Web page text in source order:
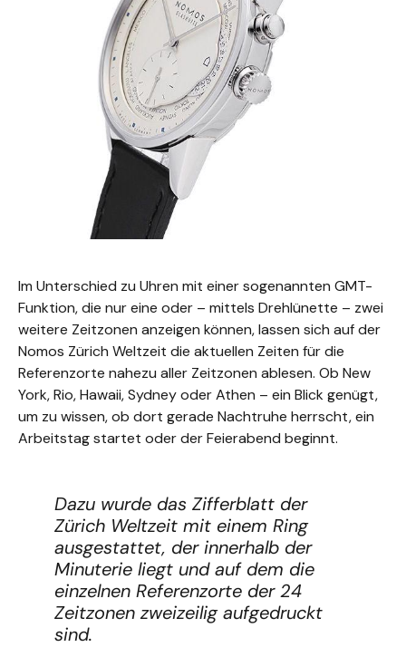
Im Unterschied zu Uhren mit einer sogenannten GMT-
Funktion, die nur eine oder – mittels Drehlünette – zwei
weitere Zeitzonen anzeigen können, lassen sich auf der
Nomos Zürich Weltzeit die aktuellen Zeiten für die
Referenzorte nahezu aller Zeitzonen ablesen. Ob New
York, Rio, Hawaii, Sydney oder Athen – ein Blick genügt,
um zu wissen, ob dort gerade Nachtruhe herrscht, ein
Arbeitstag startet oder der Feierabend beginnt.
Dazu wurde das Zifferblatt der
Zürich Weltzeit mit einem Ring
ausgestattet, der innerhalb der
Minuterie liegt und auf dem die
einzelnen Referenzorte der 24
Zeitzonen zweizeilig aufgedruckt
sind.